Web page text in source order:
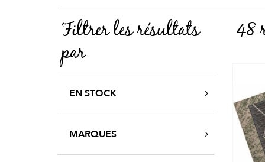
Filtrer les résultats
par
EN STOCK
MARQUES
48